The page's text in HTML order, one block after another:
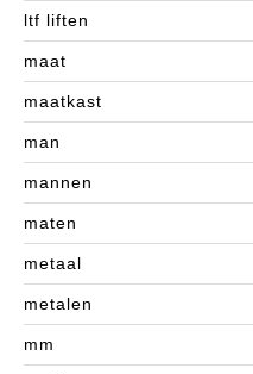
ltf liften
maat
maatkast
man
mannen
maten
metaal
metalen
mm